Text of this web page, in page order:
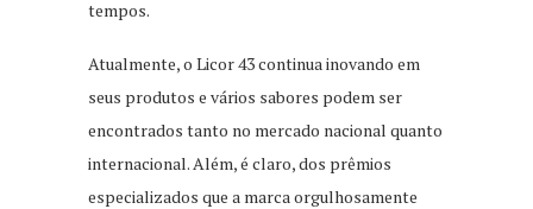
tempos.
Atualmente, o Licor 43 continua inovando em
seus produtos e vários sabores podem ser
encontrados tanto no mercado nacional quanto
internacional. Além, é claro, dos prêmios
especializados que a marca orgulhosamente